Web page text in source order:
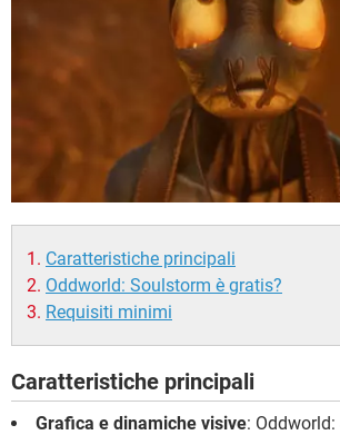
Caratteristiche principali
Oddworld: Soulstorm è gratis?
Requisiti minimi
Caratteristiche principali
Grafica e dinamiche visive: